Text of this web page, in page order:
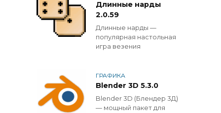
Длинные нарды
2.0.59
Длинные нарды —
популярная настольная
игра везения
ГРАФИКА
Blender 3D 5.3.0
Blender 3D (Блендер 3Д)
— мощный пакет для